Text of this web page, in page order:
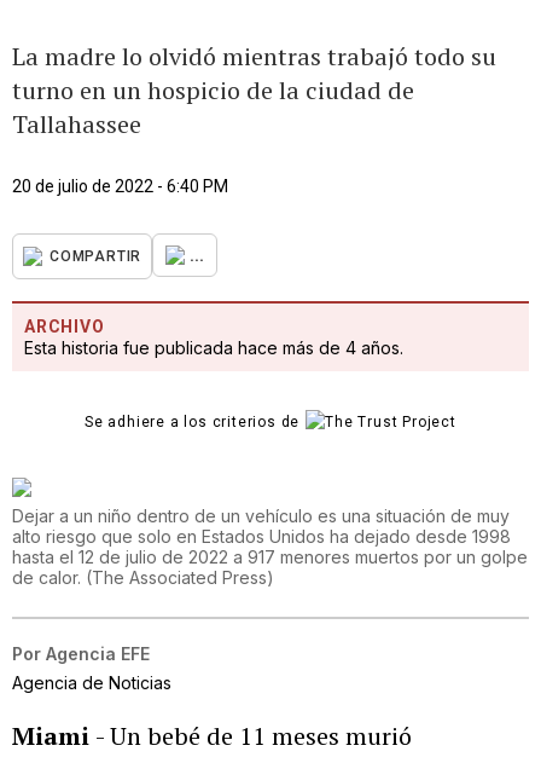
La madre lo olvidó mientras trabajó todo su
turno en un hospicio de la ciudad de
Tallahassee
20 de julio de 2022 - 6:40 PM
COMPARTIR ...
ARCHIVO
Esta historia fue publicada hace más de 4 años.
Se adhiere a los criterios de
Dejar a un niño dentro de un vehículo es una situación de muy
alto riesgo que solo en Estados Unidos ha dejado desde 1998
hasta el 12 de julio de 2022 a 917 menores muertos por un golpe
de calor. (The Associated Press)
Por Agencia EFE
Agencia de Noticias
Miami - Un bebé de 11 meses murió